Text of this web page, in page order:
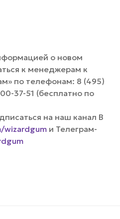
о новом
к менеджерам к
по телефонам: 8 (495)
37-51 (бесплатно по
на наш канал В
wizardgum и Телеграм-